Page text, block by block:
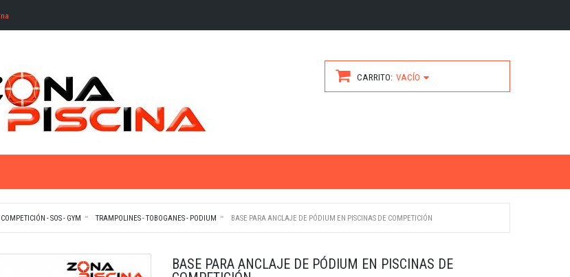
CARRITO VACÍO
- SOS - GYM TRAMPOLINES - TOBOGANES - PODIUM BASE PARA ANCLAJE DE PÓDIUM EN PISCINAS DE COMPETICIÓN
BASE PARA ANCLAJE DE PÓDIUM EN PISCINAS DE